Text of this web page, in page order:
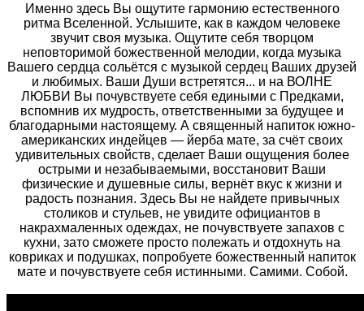
Именно здесь Вы ощутите гармонию естественного
ритма Вселенной. Услышите, как в каждом человеке
звучит своя музыка. Ощутите себя творцом
неповторимой божественной мелодии, когда музыка
Вашего сердца сольётся с музыкой сердец Ваших друзей
и любимых. Ваши Души встретятся... и на ВОЛНЕ
ЛЮБВИ Вы почувствуете себя едиными с Предками,
вспомнив их мудрость, ответственными за будущее и
благодарными настоящему. А священный напиток южно-
американских индейцев — йерба мате, за счёт своих
удивительных свойств, сделает Ваши ощущения более
острыми и незабываемыми, восстановит Ваши
физические и душевные силы, вернёт вкус к жизни и
радость познания. Здесь Вы не найдете привычных
столиков и стульев, не увидите официантов в
накрахмаленных одеждах, не почувствуете запахов с
кухни, зато сможете просто полежать и отдохнуть на
ковриках и подушках, попробуете божественный напиток
мате и почувствуете себя истинными. Самими. Собой.